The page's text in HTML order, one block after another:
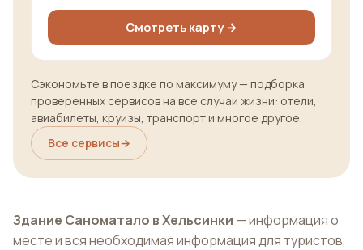
Смотреть карту →
Сэкономьте в поездке по максимуму — подборка
проверенных сервисов на все случаи жизни: отели,
авиабилеты, круизы, транспорт и многое другое.
Все сервисы→
Здание Саноматало в Хельсинки — информация о
месте и вся необходимая информация для туристов,